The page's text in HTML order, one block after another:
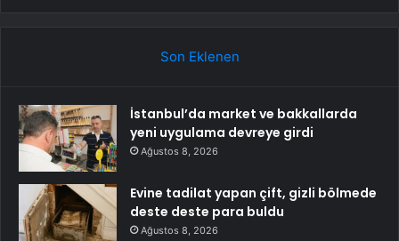
Son Eklenen
İstanbul’da market ve bakkallarda
yeni uygulama devreye girdi
Ağustos 8, 2026
Evine tadilat yapan çift, gizli bölmede
deste deste para buldu
Ağustos 8, 2026